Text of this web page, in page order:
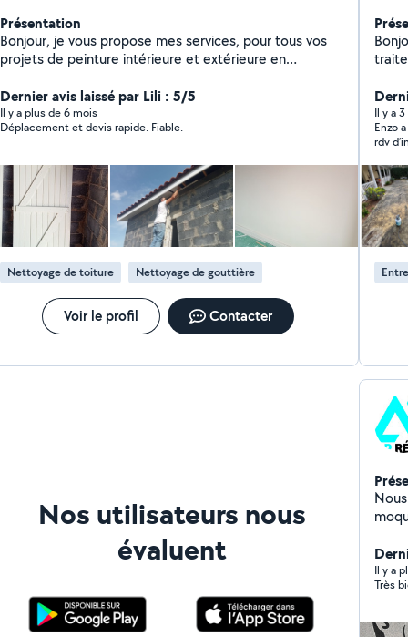
Présentation
Bonjour, je vous propose mes services, pour tous vos
projets de peinture intérieure et extérieure en
revêtement de sol Nettoyage : toiture, terrasse Tarif
abordable Devis et déplacement gratuit
Dernier avis laissé par Lili : 5/5
Il y a plus de 6 mois
Déplacement et devis rapide. Fiable.
Nettoyage de toiture Nettoyage de gouttière
Voir le profil Contacter
à
Il y a
Enzo
rdv
est à
Nos utilisateurs nous
évaluent
Il y a
Très